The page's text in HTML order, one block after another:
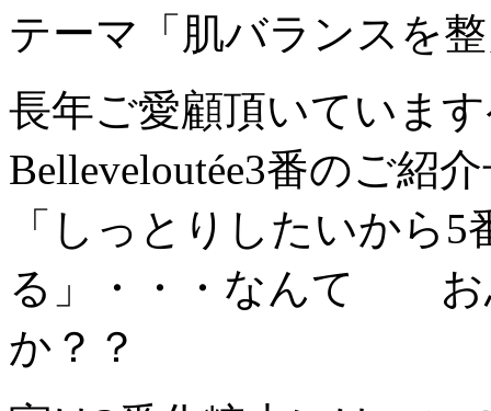
テーマ「肌バランスを
長年ご愛顧頂いていま
Belleveloutée3番のご紹
「しっとりしたいから
る」・・・なんて お
か？？